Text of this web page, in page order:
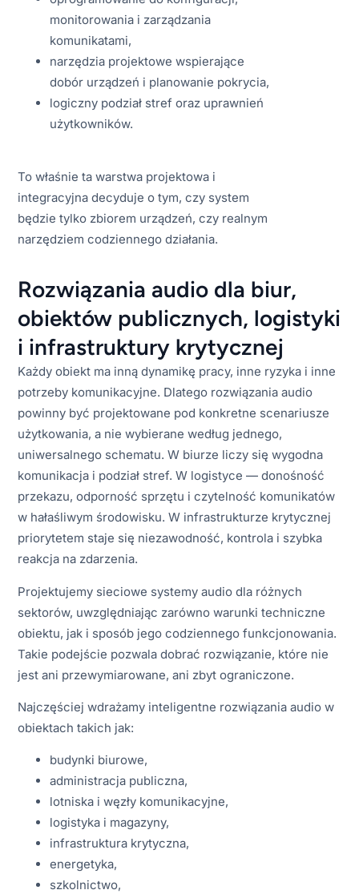
monitorowania i zarządzania
komunikatami,
narzędzia projektowe wspierające
dobór urządzeń i planowanie pokrycia,
logiczny podział stref oraz uprawnień
użytkowników.
To właśnie ta warstwa projektowa i
integracyjna decyduje o tym, czy system
będzie tylko zbiorem urządzeń, czy realnym
narzędziem codziennego działania.
Rozwiązania audio dla biur,
obiektów publicznych, logistyki
i infrastruktury krytycznej
Każdy obiekt ma inną dynamikę pracy, inne ryzyka i inne
potrzeby komunikacyjne. Dlatego rozwiązania audio
powinny być projektowane pod konkretne scenariusze
użytkowania, a nie wybierane według jednego,
uniwersalnego schematu. W biurze liczy się wygodna
komunikacja i podział stref. W logistyce — donośność
przekazu, odporność sprzętu i czytelność komunikatów
w hałaśliwym środowisku. W infrastrukturze krytycznej
priorytetem staje się niezawodność, kontrola i szybka
reakcja na zdarzenia.
Projektujemy sieciowe systemy audio dla różnych
sektorów, uwzględniając zarówno warunki techniczne
obiektu, jak i sposób jego codziennego funkcjonowania.
Takie podejście pozwala dobrać rozwiązanie, które nie
jest ani przewymiarowane, ani zbyt ograniczone.
Najczęściej wdrażamy inteligentne rozwiązania audio w
obiektach takich jak:
budynki biurowe,
administracja publiczna,
lotniska i węzły komunikacyjne,
logistyka i magazyny,
infrastruktura krytyczna,
energetyka,
szkolnictwo,